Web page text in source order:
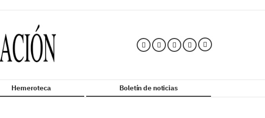
Hemeroteca Boletín de noticias